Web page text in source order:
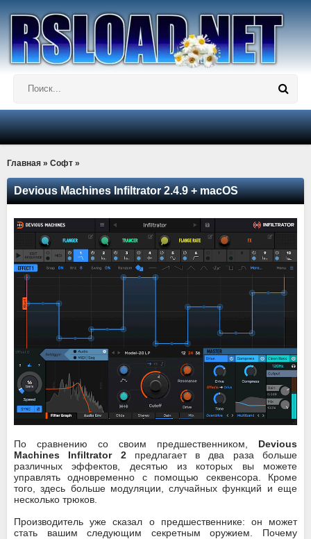
Главная » Софт »
Devious Machines Infiltrator 2.4.9 + macOS
По сравнению со своим предшественником, Devious
Machines Infiltrator 2 предлагает в два раза больше
различных эффектов, десятью из которых вы можете
управлять одновременно с помощью секвенсора. Кроме
того, здесь больше модуляции, случайных функций и еще
несколько трюков.
Производитель уже сказал о предшественнике: он может
стать вашим следующим секретным оружием. Почему